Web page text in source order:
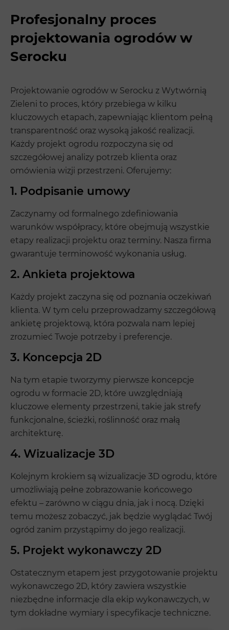
Profesjonalny proces
projektowania ogrodów w
Serocku
Projektowanie ogrodów w Serocku z Wytwórnią
Zieleni to proces, który przebiega w kilku
kluczowych etapach, zapewniając klientom pełną
transparentność oraz wysoką jakość realizacji.
Każdy projekt ogrodu rozpoczyna się od
szczegółowej analizy potrzeb klienta oraz
omówienia wizji przestrzeni. Oferujemy:
1. Podpisanie umowy
Zaczynamy od formalnego zdefiniowania
warunków współpracy, które obejmują wszystkie
etapy realizacji projektu oraz terminy. Nasza firma
gwarantuje terminowość wykonania usług.
2. Ankieta projektowa
Każdy projekt zaczyna się od poznania oczekiwań
klienta. W tym celu przeprowadzamy szczegółową
ankietę projektową, która pozwala nam lepiej
zrozumieć Twoje potrzeby i preferencje.
3. Koncepcja 2D
Na tym etapie tworzymy pierwsze koncepcje
ogrodu w formacie 2D, które uwzględniają
kluczowe elementy przestrzeni, takie jak strefy
funkcjonalne, ścieżki, roślinność oraz małą
architekturę.
4. Wizualizacje 3D
Kolejnym krokiem są wizualizacje 3D ogrodu, które
umożliwiają pełne zobrazowanie końcowego
efektu – zarówno w ciągu dnia, jak i nocą. Dzięki
temu możesz zobaczyć, jak będzie wyglądać Twój
ogród zanim przystąpimy do jego realizacji.
5. Projekt wykonawczy 2D
Ostatecznym etapem jest przygotowanie projektu
wykonawczego 2D, który zawiera wszystkie
niezbędne informacje dla ekip wykonawczych, w
tym dokładne wymiary i specyfikacje techniczne.